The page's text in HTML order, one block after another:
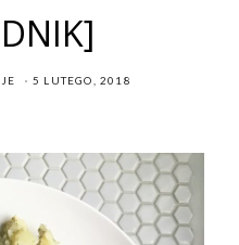
POSTED
5 LUTEGO, 2018